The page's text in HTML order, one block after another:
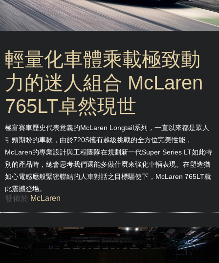
輕量化車體乘載極致動
力的迷人組合 McLaren
765LT卓然現世
極富賽車歷史代表意義的McLaren Longtail系列，一直以來都是眾人
引頸期盼的車款，由於720S擁有越級挑戰的全方位完美性能，
McLaren的專業設計與工程團隊在規劃新一代Super Series LT如此特
別的產品時，總會思考我們還能多做什麼來強化車輛表現。在塑造猶
如心電感應般緊密聯結的人車對話之目標驅使下，McLaren 765LT就
此震撼登場。
發佈於 McLaren